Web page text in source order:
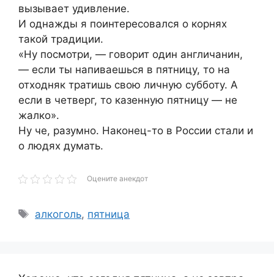
вызывает удивление.
И однажды я поинтересовался о корнях
такой традиции.
«Ну посмотри, — говорит один англичанин,
— если ты напиваешься в пятницу, то на
отходняк тратишь свою личную субботу. А
если в четверг, то казенную пятницу — не
жалко».
Ну че, разумно. Наконец-то в России стали и
о людях думать.
Оцените анекдот
Метки
алкоголь, пятница